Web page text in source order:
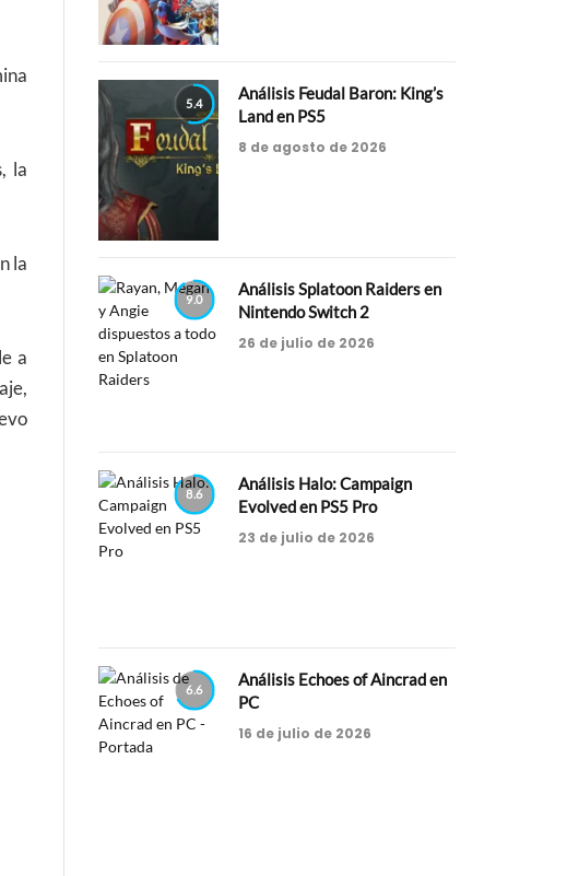
la
la
a
5.4
Análisis Feudal Baron: King’s
Land en PS5
8 de agosto de 2026
9.0
Análisis Splatoon Raiders en
Nintendo Switch 2
26 de julio de 2026
8.6
Análisis Halo: Campaign
Evolved en PS5 Pro
23 de julio de 2026
6.6
Análisis Echoes of Aincrad en
PC
16 de julio de 2026